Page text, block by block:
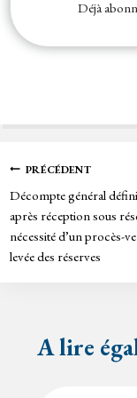
Déjà
Navigation
de
l’article
PRÉCÉDENT
Décompte général
après réception sous
nécessité d’un procès-
levée des réserves
A lire